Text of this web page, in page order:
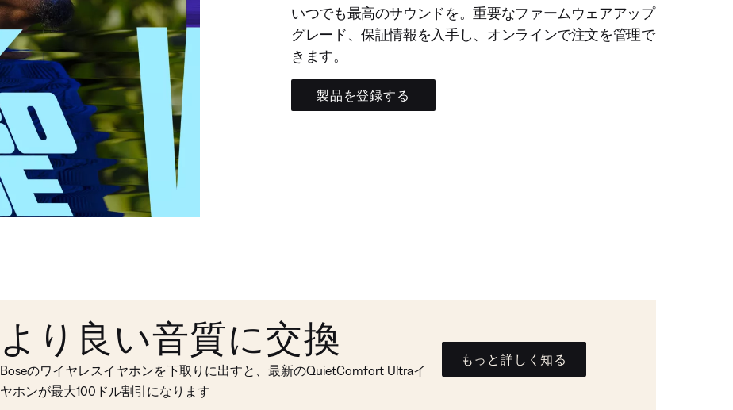
いつでも最高のサウンドを。重要なファームウェアアップ
グレード、保証情報を入手し、オンラインで注文を管理で
きます。
製品を登録する
より良い音質に交換
Boseのワイヤレスイヤホンを下取りに出すと、最新のQuietComfort Ultraイ
ヤホンが最大100ドル割引になります
もっと詳しく知る